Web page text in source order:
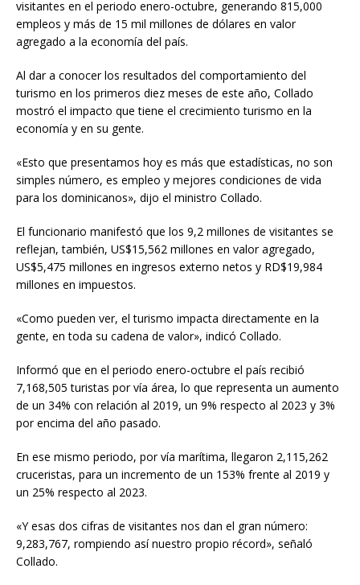
visitantes en el periodo enero-octubre, generando 815,000
empleos y más de 15 mil millones de dólares en valor
agregado a la economía del país.
Al dar a conocer los resultados del comportamiento del
turismo en los primeros diez meses de este año, Collado
mostró el impacto que tiene el crecimiento turismo en la
economía y en su gente.
«Esto que presentamos hoy es más que estadísticas, no son
simples número, es empleo y mejores condiciones de vida
para los dominicanos», dijo el ministro Collado.
El funcionario manifestó que los 9,2 millones de visitantes se
reflejan, también, US$15,562 millones en valor agregado,
US$5,475 millones en ingresos externo netos y RD$19,984
millones en impuestos.
«Como pueden ver, el turismo impacta directamente en la
gente, en toda su cadena de valor», indicó Collado.
Informó que en el periodo enero-octubre el país recibió
7,168,505 turistas por vía área, lo que representa un aumento
de un 34% con relación al 2019, un 9% respecto al 2023 y 3%
por encima del año pasado.
En ese mismo periodo, por vía marítima, llegaron 2,115,262
cruceristas, para un incremento de un 153% frente al 2019 y
un 25% respecto al 2023.
«Y esas dos cifras de visitantes nos dan el gran número:
9,283,767, rompiendo así nuestro propio récord», señaló
Collado.